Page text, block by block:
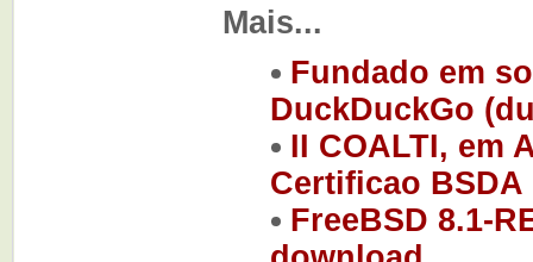
Mais...
Fundado em
DuckDuckGo
II COALTI, em
Certificao BSDA
FreeBSD 8.1-